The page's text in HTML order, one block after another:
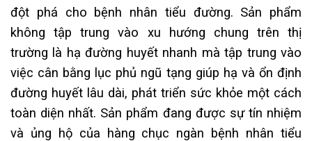
đột phá cho bệnh nhân tiểu đường. Sản phẩm
không tập trung vào xu hướng chung trên thị
trường là hạ đường huyết nhanh mà tập trung vào
việc cân bằng lục phủ ngũ tạng giúp hạ và ổn định
đường huyết lâu dài, phát triển sức khỏe một cách
toàn diện nhất. Sản phẩm đang được sự tín nhiệm
và ủng hộ của hàng chục ngàn bệnh nhân tiểu